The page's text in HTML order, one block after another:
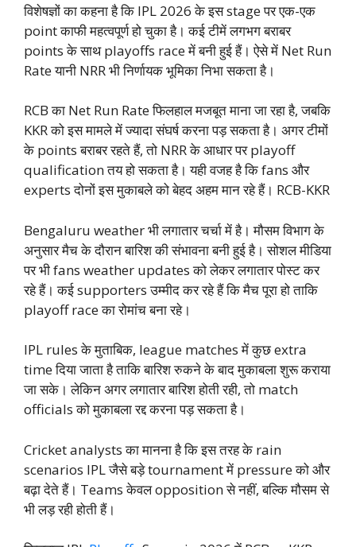
विशेषज्ञों का कहना है कि IPL 2026 के इस stage पर एक-एक
point काफी महत्वपूर्ण हो चुका है। कई टीमें लगभग बराबर
points के साथ playoffs race में बनी हुई हैं। ऐसे में Net Run
Rate यानी NRR भी निर्णायक भूमिका निभा सकता है।
RCB का Net Run Rate फिलहाल मजबूत माना जा रहा है, जबकि
KKR को इस मामले में ज्यादा संघर्ष करना पड़ सकता है। अगर टीमों
के points बराबर रहते हैं, तो NRR के आधार पर playoff
qualification तय हो सकता है। यही वजह है कि fans और
experts दोनों इस मुकाबले को बेहद अहम मान रहे हैं। RCB-KKR
Bengaluru weather भी लगातार चर्चा में है। मौसम विभाग के
अनुसार मैच के दौरान बारिश की संभावना बनी हुई है। सोशल मीडिया
पर भी fans weather updates को लेकर लगातार पोस्ट कर
रहे हैं। कई supporters उम्मीद कर रहे हैं कि मैच पूरा हो ताकि
playoff race का रोमांच बना रहे।
IPL rules के मुताबिक, league matches में कुछ extra
time दिया जाता है ताकि बारिश रुकने के बाद मुकाबला शुरू कराया
जा सके। लेकिन अगर लगातार बारिश होती रही, तो match
officials को मुकाबला रद्द करना पड़ सकता है।
Cricket analysts का मानना है कि इस तरह के rain
scenarios IPL जैसे बड़े tournament में pressure को और
बढ़ा देते हैं। Teams केवल opposition से नहीं, बल्कि मौसम से
भी लड़ रही होती हैं।